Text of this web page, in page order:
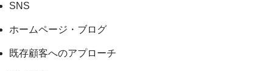
SNS
ホームページ・ブログ
既存顧客へのアプローチ